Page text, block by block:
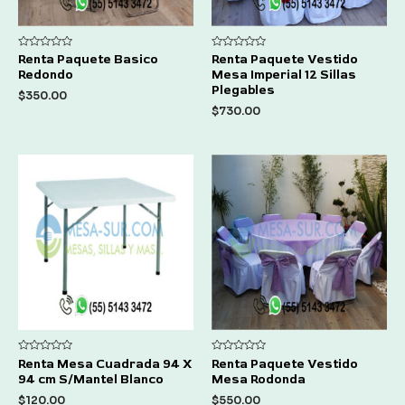
Rated
0
out
5
Renta Paquete Basico
Redondo
$350.00
Rated
0
out
of
5
Renta Paquete Vestido
Mesa Imperial 12 Sillas
Plegables
$730.00
Rated
0
out
5
Renta Mesa Cuadrada 94 X
94 cm S/Mantel Blanco
$120.00
Rated
0
out
5
Renta Paquete Vestido
Mesa Rodonda
$550.00